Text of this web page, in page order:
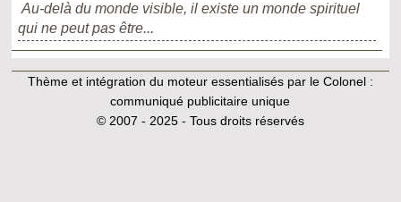
Au-delà du monde visible, il existe un monde spirituel
qui ne peut pas être...
Thème et intégration du moteur essentialisés par le Colonel :
communiqué publicitaire unique
© 2007 - 2025 - Tous droits réservés